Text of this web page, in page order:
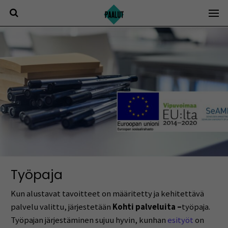
sisältöön
Työpaja
Kun alustavat tavoitteet on määritetty ja kehitettävä
palvelu valittu, järjestetään Kohti palveluita –työpaja.
Työpajan järjestäminen sujuu hyvin, kunhan esityöton